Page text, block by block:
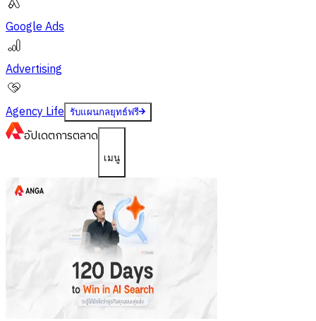
Google Ads
Advertising
Agency Life รับแผนกลยุทธ์ฟรี
อัปเดตการตลาด
เมนู